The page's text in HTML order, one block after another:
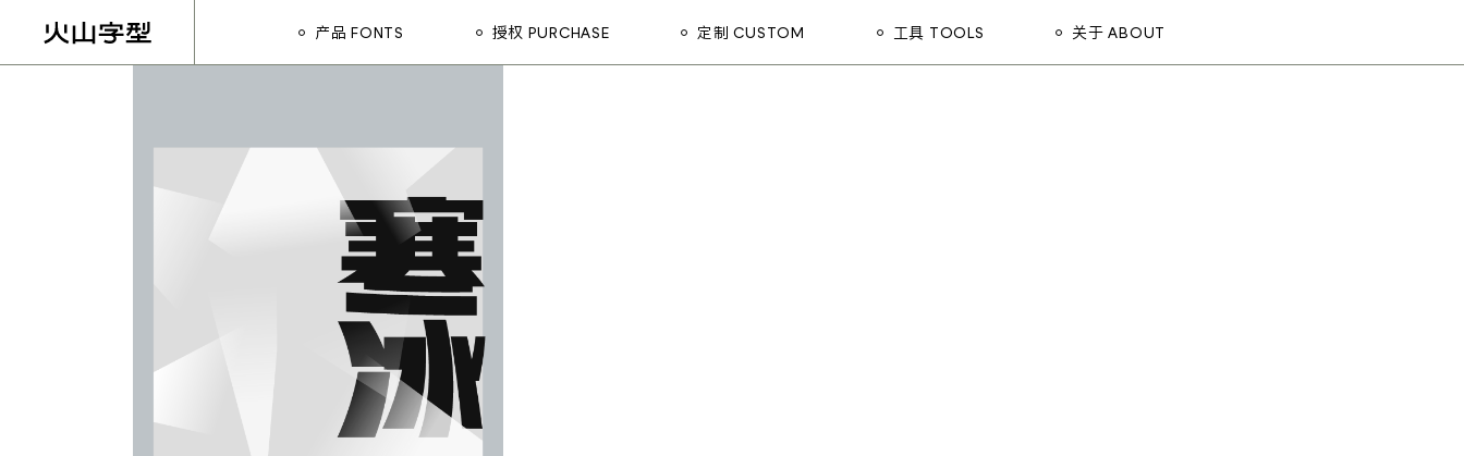
content
产品 FONTS
劲柳 JINLIU
黛墨 DAIMO
茂林 MAOLIN
青荷 QINGHE
寒冰 HANBING
浩海 HAOHAI
云松 YUNSONG
悍石 HANSHI
授权 PURCHASE 定制 CUSTOM 工具 TOOLS 关于 ABOUT
平湖 PINGHU
茂林 MAOLIN
青荷 QINGHE
寒冰 HANBING
浩海 HAOHAI
云松 YUNSONG
悍石 HANSHI
修竹 XIUZHU
眉月 MEIYUE